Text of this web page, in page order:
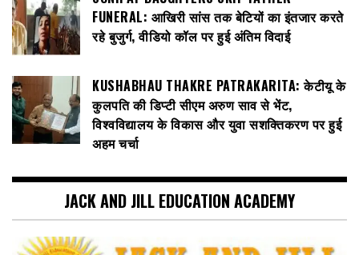
FUNERAL: आखिरी सांस तक बेटियों का इंतजार करते
रहे बुजुर्ग, वीडियो कॉल पर हुई अंतिम विदाई
KUSHABHAU THAKRE PATRAKARITA: केटीयू के
कुलपति की डिप्टी सीएम अरुण साव से भेंट,
विश्वविद्यालय के विकास और युवा सशक्तिकरण पर हुई
अहम चर्चा
JACK AND JILL EDUCATION ACADEMY